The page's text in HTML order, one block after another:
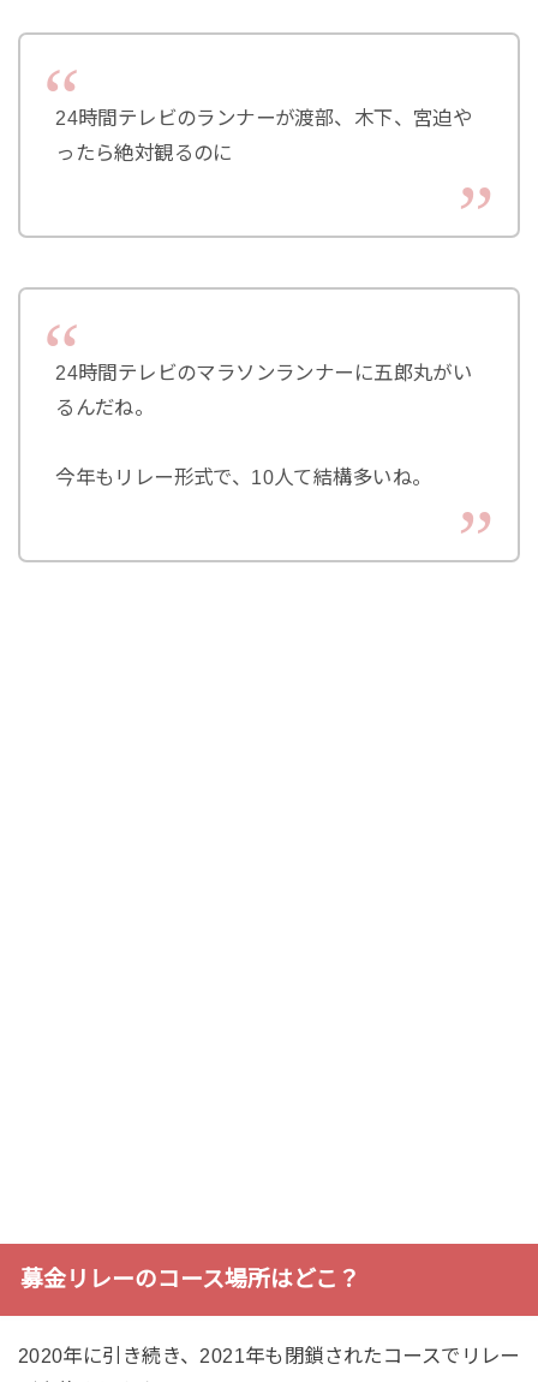
24時間テレビのランナーが渡部、木下、宮迫や
ったら絶対観るのに
24時間テレビのマラソンランナーに五郎丸がい
るんだね。
今年もリレー形式で、10人て結構多いね。
募金リレーのコース場所はどこ？
2020年に引き続き、2021年も閉鎖されたコースでリレー